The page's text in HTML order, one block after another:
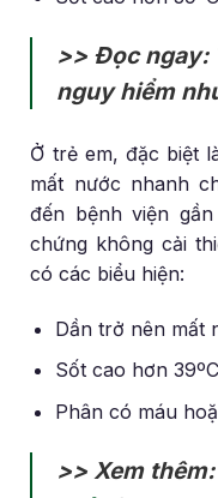
>> Đọc ngay:
nguy hiểm
Ở trẻ em, đặc biệt
mất nước nhanh
đến bệnh viện
chứng không cải
có các biểu hiện:
Dần trở nên mất
Sốt cao hơn 39ºC
Phân có máu
>> Xem thêm: